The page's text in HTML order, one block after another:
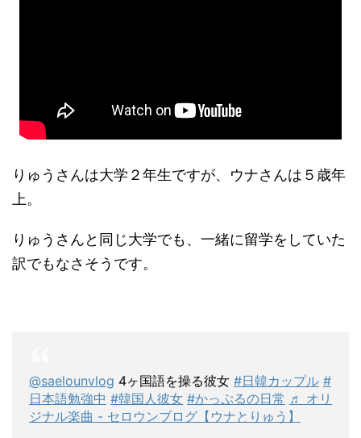
りゅうさんは大学２年生ですが、ウナさんは５歳年
上。
りゅうさんと同じ大学でも、一緒に留学をしていた
訳でもなさそうです。
@saelounvlog 4ヶ国語を操る彼女 #日韓カップル #
日本語勉強中 #韓国人彼女 #かっぷるの日常 ♬ オリ
ジナル楽曲 - セロウンブログ【ウナとりゅう】